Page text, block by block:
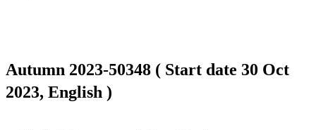
Autumn 2023-50348 ( Start date 30 Oct
2023, English )